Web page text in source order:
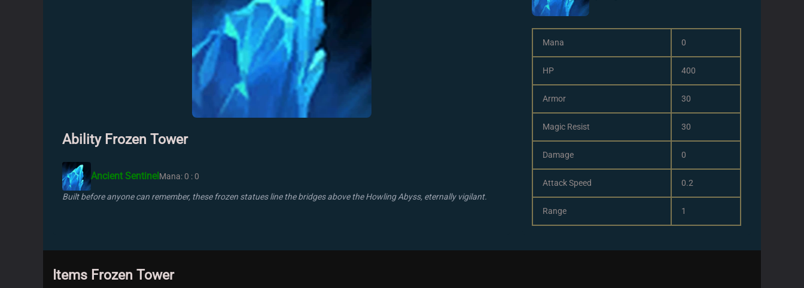
Ability Frozen Tower
Ancient SentinelMana: 0 : 0
Built before anyone can remember, these frozen statues line the bridges above the Howling Abyss, eternally vigilant.
Mana 0
HP 400
Armor 30
Magic Resist 30
Damage 0
Attack Speed 0.2
Range 1
Items Frozen Tower